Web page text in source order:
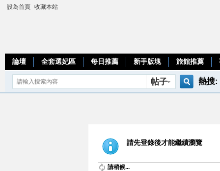
設為首頁 收藏本站
論壇 全套選妃區 每日推薦 新手版塊 旅館推薦
帖子
索
熱搜:
請先登錄後才能繼續瀏覽
請稍候...